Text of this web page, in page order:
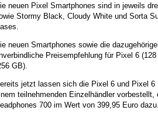
neuen Pixel Smartphones sind in jeweils
Stormy Black, Cloudy White und Sorta
neuen Smartphones sowie die
Preisempfehlung für Pixel 6
GB).
jetzt lassen sich die Pixel 6 und Pixel
teilnehmenden Einzelhändler
700 im Wert von 399,95 Euro